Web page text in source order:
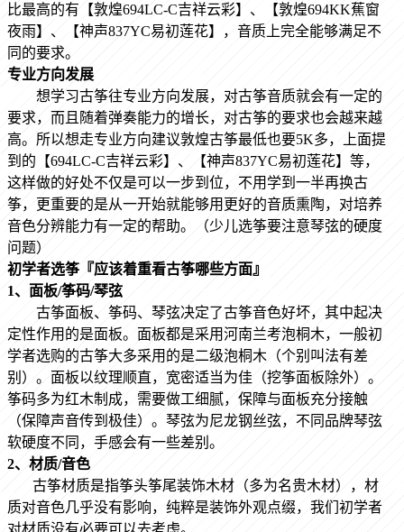
比最高的有【敦煌694LC-C吉祥云彩】 、【敦煌694KK蕉窗
夜雨】 、【神声837YC易初莲花】 ， 音质上完全能够满足不
同的要求。
专业方向发展
想学习古筝往专业方向发展，对古筝音质就会有一定的
要求，而且随着弹奏能力的增长，对古筝的要求也会越来越
高。所以想走专业方向建议敦煌古筝最低也要5K多，上面提
到的【694LC-C吉祥云彩】 、【神声837YC易初莲花】 等，
这样做的好处不仅是可以一步到位，不用学到一半再换古
筝，更重要的是从一开始就能够用更好的音质熏陶，对培养
音色分辨能力有一定的帮助。（少儿选筝要注意琴弦的硬度
问题）
初学者选筝『应该着重看古筝哪些方面』
1、面板/筝码/琴弦
古筝面板、筝码、琴弦决定了古筝音色好坏，其中起决
定性作用的是面板。面板都是采用河南兰考泡桐木，一般初
学者选购的古筝大多采用的是二级泡桐木（个别叫法有差
别）。面板以纹理顺直，宽密适当为佳（挖筝面板除外）。
筝码多为红木制成，需要做工细腻，保障与面板充分接触
（保障声音传到极佳）。琴弦为尼龙钢丝弦，不同品牌琴弦
软硬度不同，手感会有一些差别。
2、材质/音色
古筝材质是指筝头筝尾装饰木材（多为名贵木材），材
质对音色几乎没有影响，纯粹是装饰外观点缀，我们初学者
对材质没有必要可以去考虑。